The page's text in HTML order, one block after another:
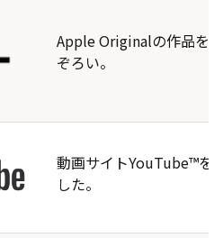
Apple Originalの作品を
ぞろい。
動画サイトYouTube™を
した。